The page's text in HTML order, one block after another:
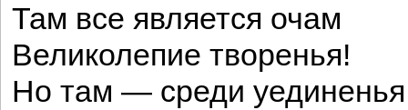
Там все является очам
Великолепие творенья!
Но там — среди уединенья